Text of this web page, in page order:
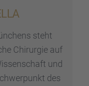
steht
Chirur­gie auf
und
des